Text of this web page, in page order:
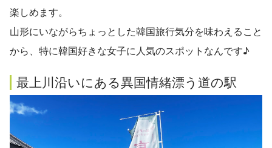
楽しめます。
山形にいながらちょっとした韓国旅行気分を味わえること
から、特に韓国好きな女子に人気のスポットなんです♪
最上川沿いにある異国情緒漂う道の駅